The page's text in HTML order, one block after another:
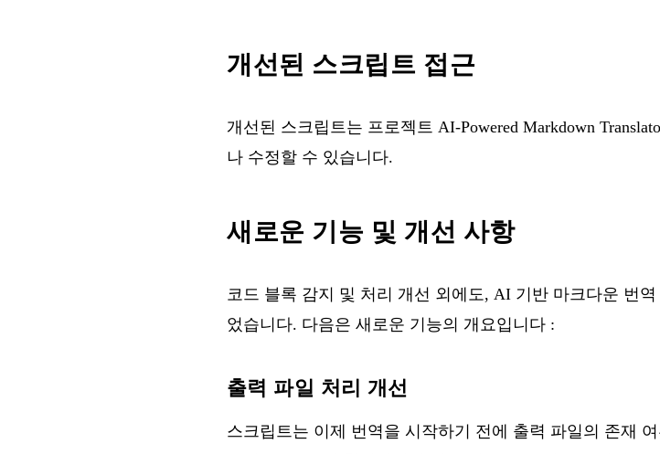
개선된 스크립트 접근
개선된 스크립트는 프로젝트 AI-Powered Markdown
나 수정할 수 있습니다.
새로운 기능 및 개선 사항
코드 블록 감지 및 처리 개선 외에도, AI 기반 마크다운 번
었습니다. 다음은 새로운 기능의 개요입니다 :
출력 파일 처리 개선
스크립트는 이제 번역을 시작하기 전에 출력 파일의 존재